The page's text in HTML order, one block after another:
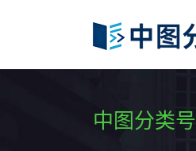
中图分类号